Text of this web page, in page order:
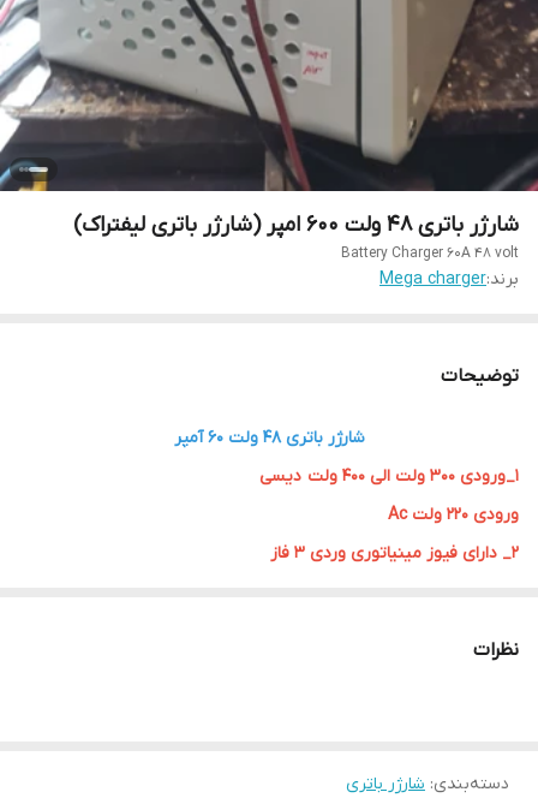
شارژر باتری ۴۸ ولت ۶۰۰ امپر (شارژر باتری لیفتراک)
Battery Charger 60A 48 volt
برند:Mega charger
توضیحات
شارژر باتری ۴۸ ولت ۶۰ آمپر
1_ورودی ۳۰۰ ولت الی ۴۰۰ ولت دیسی
ورودی ۲۲۰ ولت Ac
۲_ دارای فیوز مینیاتوری وردی ۳ فاز
توان ایجاد شارژ جهت باتری ۴۸ ولت ۱۰۰۰ آمپر ساعت
نظرات
دسته‌بندی: شارژر باتری